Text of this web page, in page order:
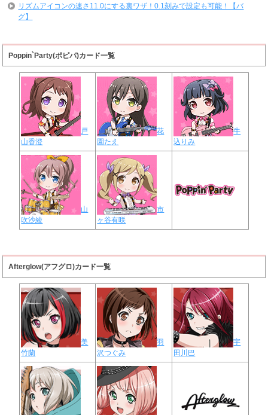
リズムアイコンの速さ11.0にする裏ワザ！0.1刻みで設定も可能！【バ
グ】
Poppin`Party(ポピパ)カード一覧
戸
山香澄
花
園たえ
牛
込りみ
山
吹沙綾
市
ヶ谷有咲
Afterglow(アフグロ)カード一覧
美
竹蘭
羽
沢つぐみ
宇
田川巴